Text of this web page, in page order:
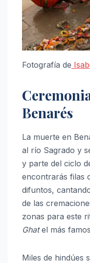
Fotografía de
Benarés
La muerte en
al río Sagrado y
y parte del ciclo
encontrarás filas
difuntos,
de las
zonas para este
Ghatel más
Miles de hindúes